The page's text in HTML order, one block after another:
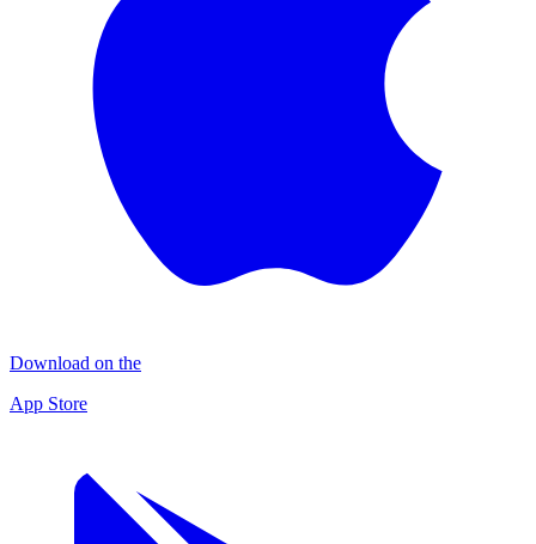
Download on the
App Store